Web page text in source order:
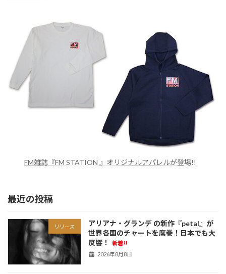
FM雑誌『FM STATION 』オリジナルアパレルが登場!!
最近の投稿
リリース
アリアナ・グランデ の新作『petal』が
世界各国のチャートを席巻！日本でも大
反響！
新着!!
2026年8月8日